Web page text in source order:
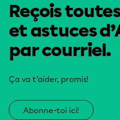
Reçois
et astuces
par courriel.
Ça va t’aider, promis!
Abonne-toi ici!